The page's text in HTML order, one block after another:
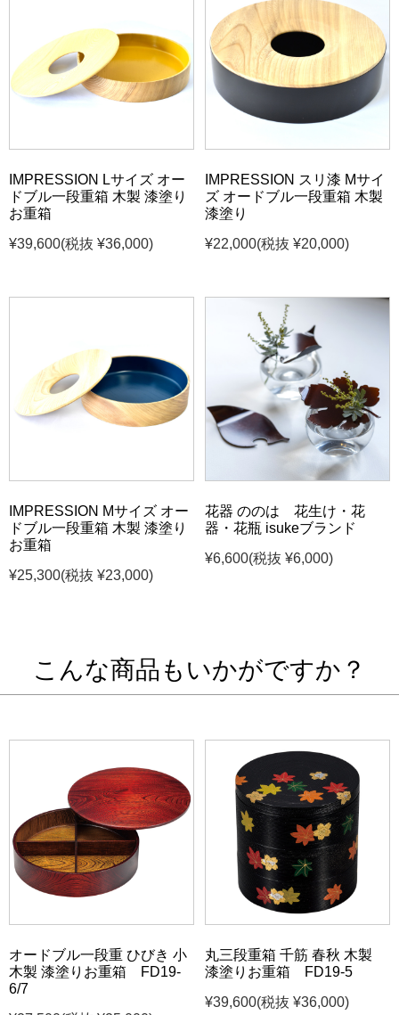
IMPRESSION Lサイズ オー
ドブル一段重箱 木製 漆塗り
お重箱
¥39,600(税抜 ¥36,000)
IMPRESSION スリ漆 Mサイ
ズ オードブル一段重箱 木製
漆塗り
¥22,000(税抜 ¥20,000)
IMPRESSION Mサイズ オー
ドブル一段重箱 木製 漆塗り
お重箱
¥25,300(税抜 ¥23,000)
花器 ののは 花生け・花
器・花瓶 isukeブランド
¥6,600(税抜 ¥6,000)
こんな商品もいかがですか？
オードブル一段重 ひびき 小
木製 漆塗りお重箱 FD19-
6/7
丸三段重箱 千筋 春秋 木製
漆塗りお重箱 FD19-5
¥39,600(税抜 ¥36,000)